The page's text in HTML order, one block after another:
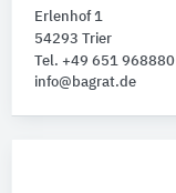
Erlenhof 1
54293 Trier
Tel. +49 651 968880
info@bagrat.de